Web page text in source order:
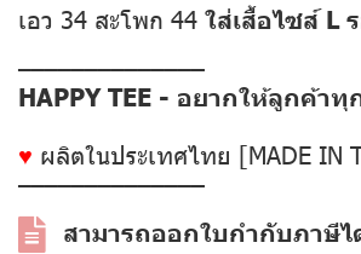
เอว 34 สะโพก 44 ใส่เสื้อไซส์ L
––––––––––––––
HAPPY TEE - อยากให้ลูกค้า
♥ ผลิตในประเทศไทย [MADE IN
––––––––––––––
สามารถออกใบกำกับภาษีไ